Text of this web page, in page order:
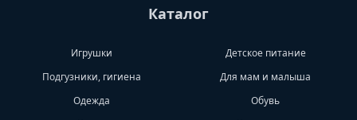
Каталог
Игрушки
Детское питание
Подгузники, гигиена
Для мам и малыша
Одежда
Обувь